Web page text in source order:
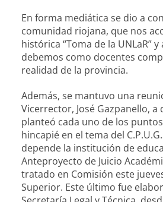
En forma mediática se dio a
comunidad riojana, que nos
histórica “Toma de la UNLaR”
debemos como docentes
realidad de la provincia.
Además, se mantuvo una
Vicerrector, José Gazpanello, a
planteó cada uno de los
hincapié en el tema del
depende la institución de
Anteproyecto de Juicio
tratado en Comisión este
Superior. Este último fue